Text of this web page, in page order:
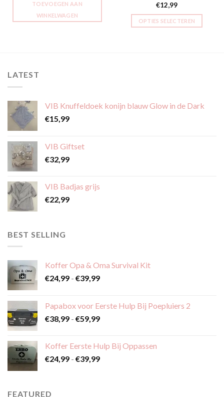
TOEVOEGEN AAN
WINKELWAGEN
€12,99
OPTIES SELECTEREN
kan
LATEST
VIB Knuffeldoek konijn blauw Glow in de Dark
€15,99
VIB Giftset
€32,99
VIB Badjas grijs
€22,99
BEST SELLING
Koffer Opa & Oma Survival Kit
€24,99 - €39,99Prijsklasse:
€39,99
Papabox voor Eerste Hulp Bij Poepluiers 2
€38,99 - €59,99Prijsklasse:
€59,99
Koffer Eerste Hulp Bij Oppassen
€24,99 - €39,99Prijsklasse:
FEATURED